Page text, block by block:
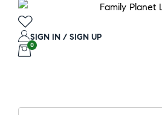
SIGN IN / SIGN UP
0